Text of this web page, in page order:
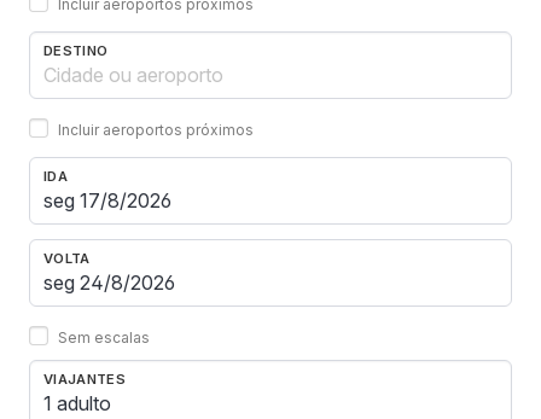
Incluir aeroportos próximos
DESTINO
Incluir aeroportos próximos
IDA
VOLTA
Sem escalas
VIAJANTES
1 adulto